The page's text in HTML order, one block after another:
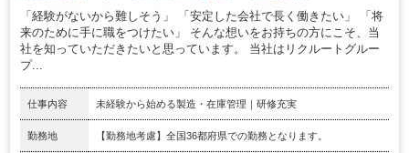
「経験がないから難しそう」 「安定した会社で長く働きたい」 「将
来のために手に職をつけたい」 そんな想いをお持ちの方にこそ、当
社を知っていただきたいと思っています。 当社はリクルートグルー
プ...
仕事内容 未経験から始める製造・在庫管理｜研修充実
勤務地 【勤務地考慮】全国36都府県での勤務となります。